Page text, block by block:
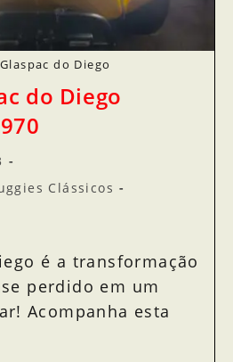
do Diego
do Diego
Clássicos
é a transformação
perdido em um
Acompanha esta